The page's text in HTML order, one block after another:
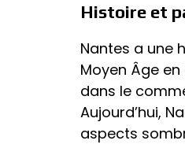
Histoire et
Nantes a une
Moyen Âge
dans le
Aujourd’hui,
aspects